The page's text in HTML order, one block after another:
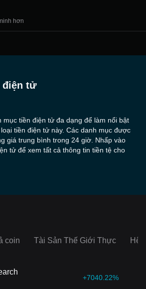
hơn
điện tử
mục tiền điện tử đa dạng để làm nổi bật
tiền điện tử này. Các danh mục được
giá trung bình trong 24 giờ. Nhấp vào
tử để xem tất cả thông tin tiền tệ cho
coin Tài Sản Thế Giới Thực Hệ
+7040.22%